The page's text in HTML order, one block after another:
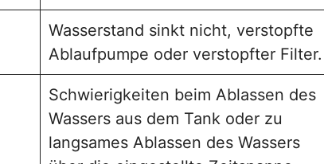
Wasserstand sinkt nicht, verstopfte
Ablaufpumpe oder verstopfter Filter.
Schwierigkeiten beim Ablassen des
Wassers aus dem Tank oder zu
langsames Ablassen des Wassers